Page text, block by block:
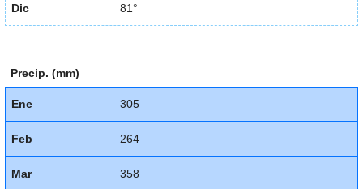
Dic 81°
Precip. (mm)
Ene 305
Feb 264
Mar 358